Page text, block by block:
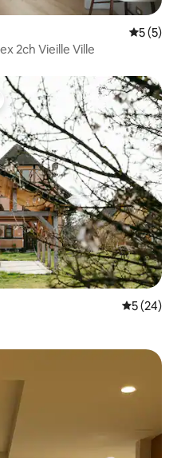
5 (5)
2ch Vieille Ville
plus appréciés
5 (24)